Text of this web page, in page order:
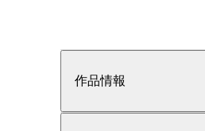
作品情報